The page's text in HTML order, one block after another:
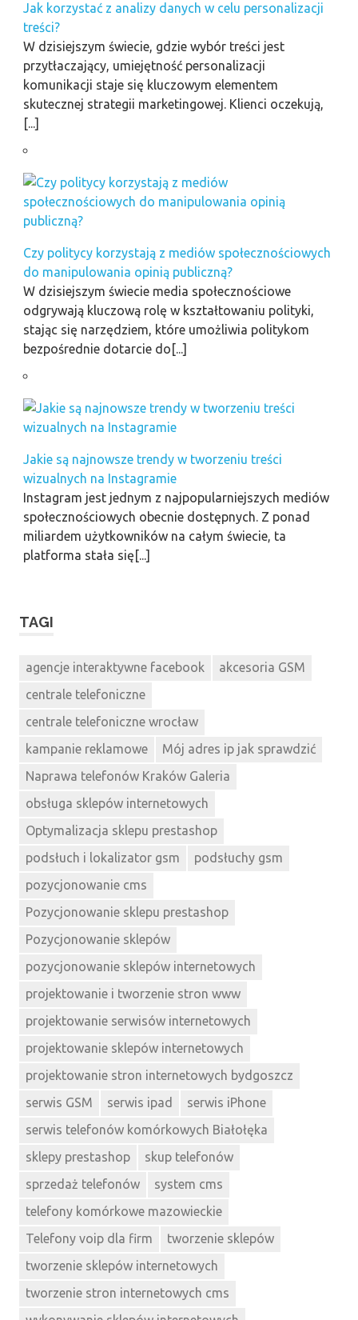
Jak korzystać z analizy danych w celu personalizacji
treści?
W dzisiejszym świecie, gdzie wybór treści jest
przytłaczający, umiejętność personalizacji
komunikacji staje się kluczowym elementem
skutecznej strategii marketingowej. Klienci oczekują,
[...]
Czy politycy korzystają z mediów społecznościowych
do manipulowania opinią publiczną?
W dzisiejszym świecie media społecznościowe
odgrywają kluczową rolę w kształtowaniu polityki,
stając się narzędziem, które umożliwia politykom
bezpośrednie dotarcie do[...]
Jakie są najnowsze trendy w tworzeniu treści
wizualnych na Instagramie
Instagram jest jednym z najpopularniejszych mediów
społecznościowych obecnie dostępnych. Z ponad
miliardem użytkowników na całym świecie, ta
platforma stała się[...]
TAGI
agencje interaktywne facebook
akcesoria GSM
centrale telefoniczne
centrale telefoniczne wrocław
kampanie reklamowe
Mój adres ip jak sprawdzić
Naprawa telefonów Kraków Galeria
obsługa sklepów internetowych
Optymalizacja sklepu prestashop
podsłuch i lokalizator gsm
podsłuchy gsm
pozycjonowanie cms
Pozycjonowanie sklepu prestashop
Pozycjonowanie sklepów
pozycjonowanie sklepów internetowych
projektowanie i tworzenie stron www
projektowanie serwisów internetowych
projektowanie sklepów internetowych
projektowanie stron internetowych bydgoszcz
serwis GSM
serwis ipad
serwis iPhone
serwis telefonów komórkowych Białołęka
sklepy prestashop
skup telefonów
sprzedaż telefonów
system cms
telefony komórkowe mazowieckie
Telefony voip dla firm
tworzenie sklepów
tworzenie sklepów internetowych
tworzenie stron internetowych cms